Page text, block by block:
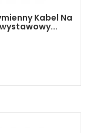
Kabel Na